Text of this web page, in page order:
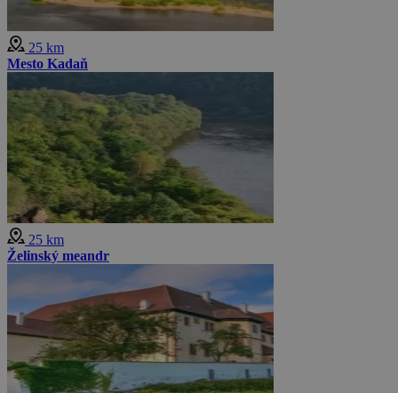
25 km
Mesto Kadaň
25 km
Želinský meandr